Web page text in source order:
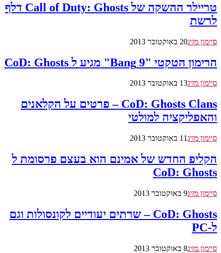
טריילר ההשקה של Call of Duty: Ghosts דלף
לרשת
סיימון מזיג20 באוקטובר 2013
הרימון הטקטי "9 Bang" מגיע ל CoD: Ghosts
סיימון מזיג13 באוקטובר 2013
CoD: Ghosts Clans – פרטים על הקלאנים
והאפליקציה למולטי
סיימון מזיג11 באוקטובר 2013
הקליפ החדש של אמינם הוא בעצם פרסומת ל
CoD: Ghosts
סיימון מזיג9 באוקטובר 2013
CoD: Ghosts – שרתים יעודיים לקונסולות וגם
ל-PC
סיימון מזיג8 באוקטובר 2013